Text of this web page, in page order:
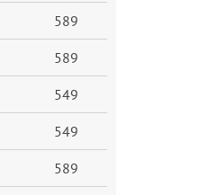
589
589
549
549
589